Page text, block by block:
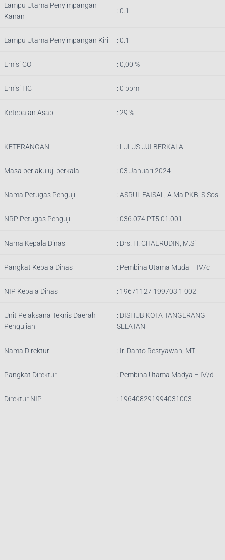
Lampu Utama Penyimpangan
Kanan
: 0.1
Lampu Utama Penyimpangan Kiri : 0.1
Emisi CO : 0,00 %
Emisi HC : 0 ppm
Ketebalan Asap : 29 %
KETERANGAN : LULUS UJI BERKALA
Masa berlaku uji berkala : 03 Januari 2024
Nama Petugas Penguji : ASRUL FAISAL, A.Ma.PKB, S.Sos
NRP Petugas Penguji : 036.074.PT5.01.001
Nama Kepala Dinas : Drs. H. CHAERUDIN, M.Si
Pangkat Kepala Dinas : Pembina Utama Muda – IV/c
NIP Kepala Dinas : 19671127 199703 1 002
Unit Pelaksana Teknis Daerah
Pengujian
: DISHUB KOTA TANGERANG
SELATAN
Nama Direktur : Ir. Danto Restyawan, MT
Pangkat Direktur : Pembina Utama Madya – IV/d
Direktur NIP : 196408291994031003